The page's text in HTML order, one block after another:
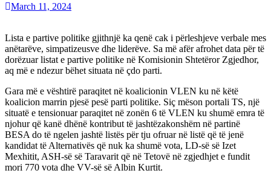
March 11, 2024
Lista e partive politike gjithnjë ka qenë cak i përleshjeve verbale mes
anëtarëve, simpatizeusve dhe liderëve. Sa më afër afrohet data për të
dorëzuar listat e partive politike në Komisionin Shtetëror Zgjedhor,
aq më e ndezur bëhet situata në çdo parti.
Gara më e vështirë paraqitet në koalicionin VLEN ku në këtë
koalicion marrin pjesë pesë parti politike. Siç mëson portali TS, një
situatë e tensionuar paraqitet në zonën 6 të VLEN ku shumë emra të
njohur që kanë dhënë kontribut të jashtëzakonshëm në partinë
BESA do të ngelen jashtë listës për tju ofruar në listë që të jenë
kandidat të Alternativës që nuk ka shumë vota, LD-së së Izet
Mexhitit, ASH-së së Taravarit që në Tetovë në zgjedhjet e fundit
mori 770 vota dhe VV-së së Albin Kurtit.